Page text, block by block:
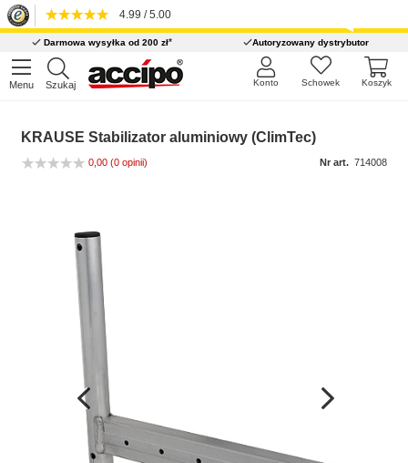
4.99 / 5.00
Darmowa wysyłka od 200 zł* Autoryzowany dystrybutor
Menu Szukaj Koszyk
Schowek
Konto
KRAUSE Stabilizator aluminiowy (ClimTec)
0,00 (0 opinii) Nr art. 714008
Wcześniejsza
strona